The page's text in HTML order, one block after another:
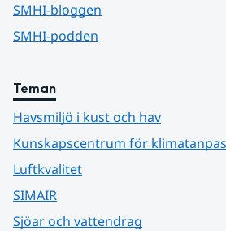
SMHI-bloggen
SMHI-podden
Teman
Havsmiljö i kust och hav
Kunskapscentrum för
Luftkvalitet
SIMAIR
Sjöar och vattendrag